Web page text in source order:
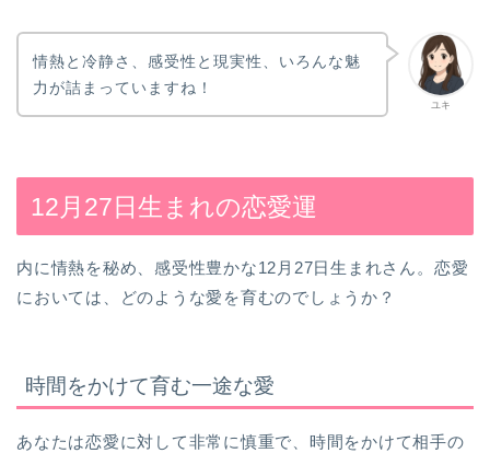
ユキ
情熱と冷静さ、感受性と現実性、いろんな魅
力が詰まっていますね！
12月27日生まれの恋愛運
内に情熱を秘め、感受性豊かな12月27日生まれさん。恋愛
においては、どのような愛を育むのでしょうか？
時間をかけて育む一途な愛
あなたは恋愛に対して非常に慎重で、時間をかけて相手の